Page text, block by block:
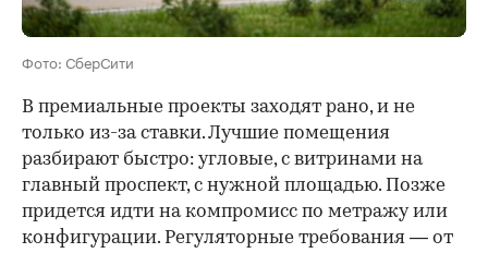
Фото: СберСити
В премиальные проекты заходят рано, и не
только из-за ставки. Лучшие помещения
разбирают быстро: угловые, с витринами на
главный проспект, с нужной площадью. Позже
придется идти на компромисс по метражу или
конфигурации. Регуляторные требования — от